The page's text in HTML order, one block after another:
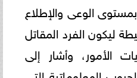
الوعى والإطلاع
ليكون الفرد المقاتل
الأمور، وأشار إلى